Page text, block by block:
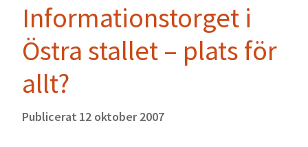
Informationstorget i
Östra stallet – plats för
allt?
Publicerat 12 oktober 2007